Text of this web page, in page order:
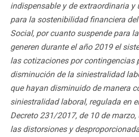
indispensable y de extraordinaria y
para la sostenibilidad financiera
Social, por cuanto suspende para
generen durante el año 2019 el
las cotizaciones por contingencias
disminución de la siniestralidad
que hayan disminuido de manera
siniestralidad laboral, regulada en
Decreto 231/2017, de 10 de
las distorsiones y